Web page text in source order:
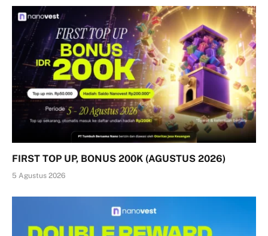
FIRST TOP UP, BONUS 200K (AGUSTUS 2026)
5 Agustus 2026